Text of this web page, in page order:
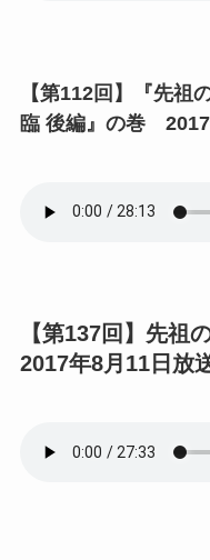
【第112回】『先
臨 後編』の巻
【第137回】先祖
2017年8月11日放